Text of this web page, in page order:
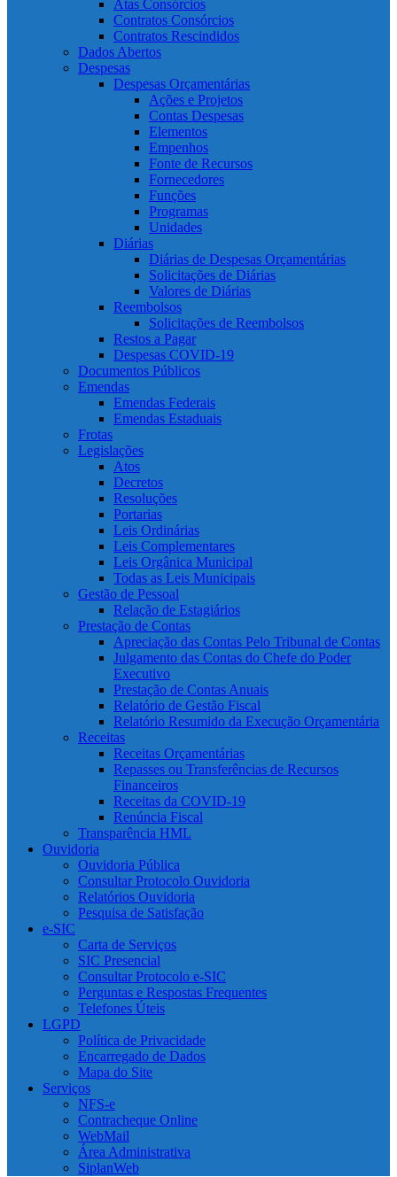
Atas Consórcios
Contratos Consórcios
Contratos Rescindidos
Dados Abertos
Despesas
Despesas Orçamentárias
Ações e Projetos
Contas Despesas
Elementos
Empenhos
Fonte de Recursos
Fornecedores
Funções
Programas
Unidades
Diárias
Diárias de Despesas Orçamentárias
Solicitações de Diárias
Valores de Diárias
Reembolsos
Solicitações de Reembolsos
Restos a Pagar
Despesas COVID-19
Documentos Públicos
Emendas
Emendas Federais
Emendas Estaduais
Frotas
Legislações
Atos
Decretos
Resoluções
Portarias
Leis Ordinárias
Leis Complementares
Leis Orgânica Municipal
Todas as Leis Municipais
Gestão de Pessoal
Relação de Estagiários
Prestação de Contas
Apreciação das Contas Pelo Tribunal de Contas
Julgamento das Contas do Chefe do Poder
Executivo
Prestação de Contas Anuais
Relatório de Gestão Fiscal
Relatório Resumido da Execução Orçamentária
Receitas
Receitas Orçamentárias
Repasses ou Transferências de Recursos
Financeiros
Receitas da COVID-19
Renúncia Fiscal
Transparência HML
Ouvidoria
Ouvidoria Pública
Consultar Protocolo Ouvidoria
Relatórios Ouvidoria
Pesquisa de Satisfação
e-SIC
Carta de Serviços
SIC Presencial
Consultar Protocolo e-SIC
Perguntas e Respostas Frequentes
Telefones Úteis
LGPD
Política de Privacidade
Encarregado de Dados
Mapa do Site
Serviços
NFS-e
Contracheque Online
WebMail
Área Administrativa
SiplanWeb